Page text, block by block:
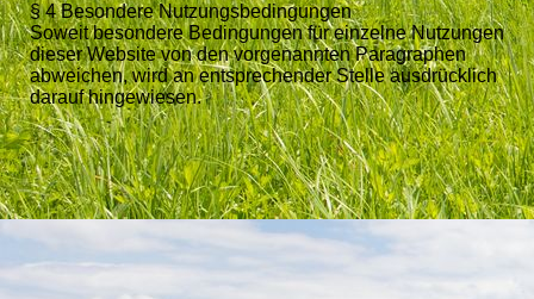
§ 4 Besondere Nutzungsbedingungen
Soweit besondere Bedingungen für einzelne Nutzungen
dieser Website von den vorgenannten Paragraphen
abweichen, wird an entsprechender Stelle ausdrücklich
darauf hingewiesen.